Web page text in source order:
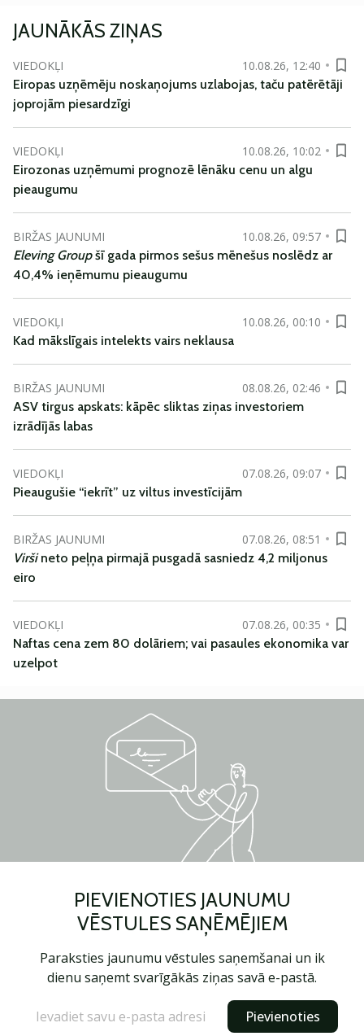
JAUNĀKĀS ZIŅAS
VIEDOKĻI
10.08.26, 12:40
Eiropas uzņēmēju noskaņojums uzlabojas, taču patērētāji
joprojām piesardzīgi
VIEDOKĻI
10.08.26, 10:02
Eirozonas uzņēmumi prognozē lēnāku cenu un algu
pieaugumu
BIRŽAS JAUNUMI
10.08.26, 09:57
Eleving Groupšī gada pirmos sešus mēnešus noslēdz ar
40,4% ieņēmumu pieaugumu
VIEDOKĻI
10.08.26, 00:10
Kad mākslīgais intelekts vairs neklausa
BIRŽAS JAUNUMI
08.08.26, 02:46
ASV tirgus apskats: kāpēc sliktas ziņas investoriem
izrādījās labas
VIEDOKĻI
07.08.26, 09:07
Pieaugušie “iekrīt” uz viltus investīcijām
BIRŽAS JAUNUMI
07.08.26, 08:51
Viršineto peļņa pirmajā pusgadā sasniedz 4,2 miljonus
eiro
VIEDOKĻI
07.08.26, 00:35
Naftas cena zem 80 dolāriem; vai pasaules ekonomika var
uzelpot
PIEVIENOTIES JAUNUMU
VĒSTULES SAŅĒMĒJIEM
Paraksties jaunumu vēstules saņemšanai un ik
dienu saņemt svarīgākās ziņas savā e-pastā.
Pievienoties